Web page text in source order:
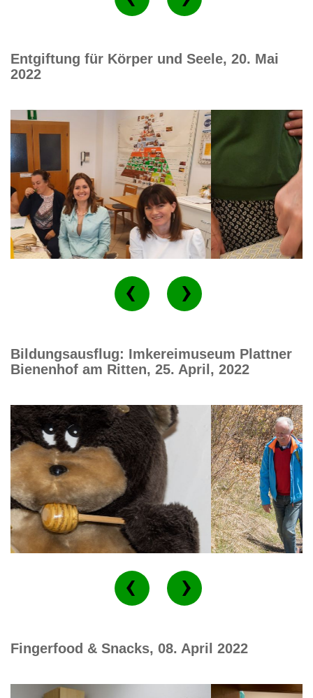
Entgiftung für Körper und Seele, 20. Mai
2022
Bildungsausflug: Imkereimuseum Plattner
Bienenhof am Ritten, 25. April, 2022
Fingerfood & Snacks, 08. April 2022